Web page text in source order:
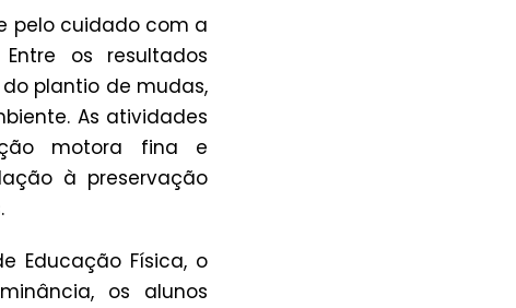
pelo cuidado com a
os resultados
plantio de mudas,
As atividades
motora fina e
à preservação
Educação Física, o
os alunos